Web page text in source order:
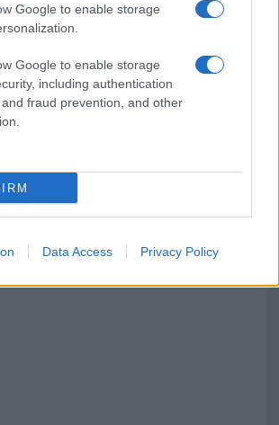
Google to enable storage
Google to enable storage
including authentication
fraud prevention, and other
Data Access Privacy Policy